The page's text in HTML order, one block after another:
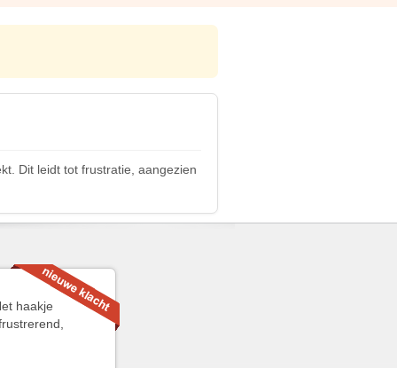
Dit leidt tot frustratie, aangezien
haakje